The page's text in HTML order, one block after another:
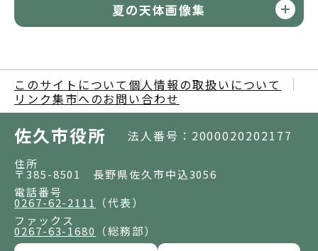
夏の天体画像集
このサイトについて 個人情報の取扱いについて
リンク集市へのお問い合わせ
佐久市役所 法人番号：2000020202177
住所
〒385-8501 長野県佐久市中込3056
電話番号
0267-62-2111
（代表）
ファックス
0267-63-1680 （総務部）